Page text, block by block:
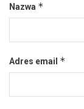
Nazwa *
Adres email *